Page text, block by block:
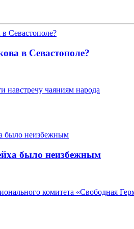
в Севастополе?
навстречу чаяниям народа
было неизбежным
комитета «Свободная